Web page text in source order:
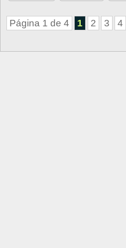
Página 1 de 4 1 2 3 4